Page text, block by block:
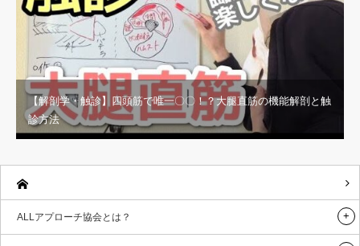
【解剖学・触診】四頭筋で唯一〇〇！？大腿直筋の機能解剖と触
診方法
ALLアプローチ協会とは？